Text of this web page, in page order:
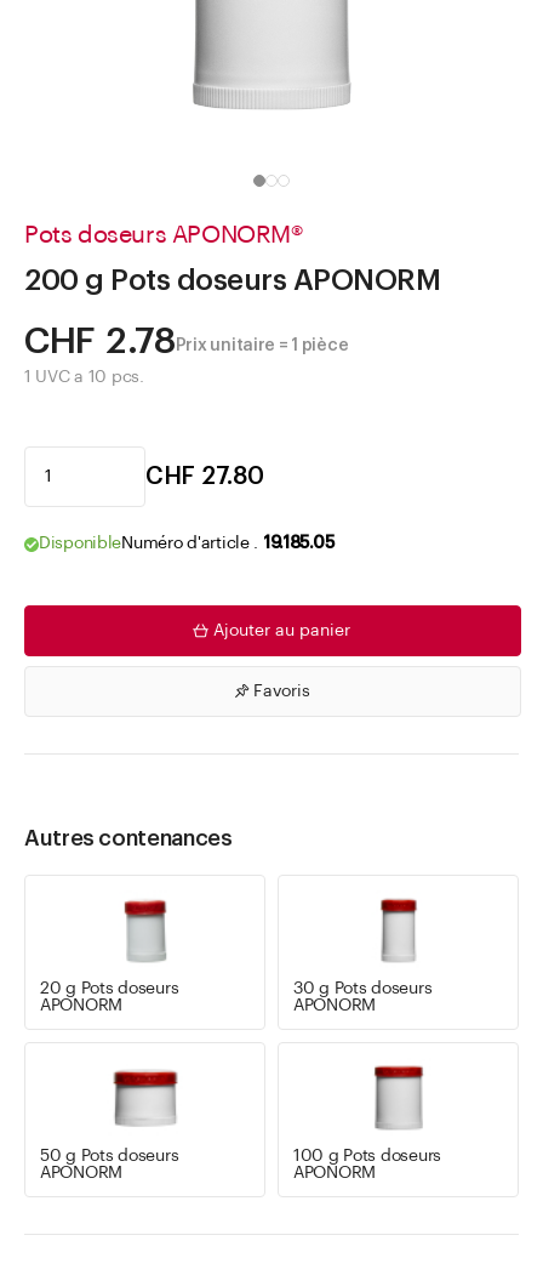
Pots doseurs APONORM®
200 g Pots doseurs APONORM
CHF 2.78 Prix unitaire = 1 pièce
1 UVC a 10 pcs.
CHF 27.80
DisponibleNuméro d'article . 19.185.05
Ajouter au panier
Favoris
Autres contenances
20 g Pots doseurs
APONORM
30 g Pots doseurs
APONORM
50 g Pots doseurs
APONORM
100 g Pots doseurs
APONORM